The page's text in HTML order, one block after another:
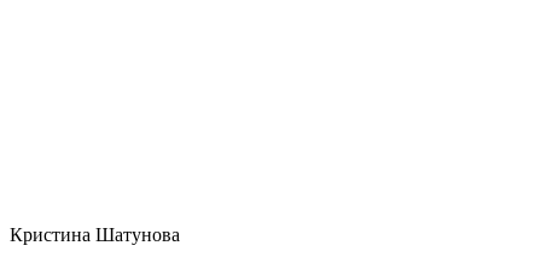
Кристина Шатунова